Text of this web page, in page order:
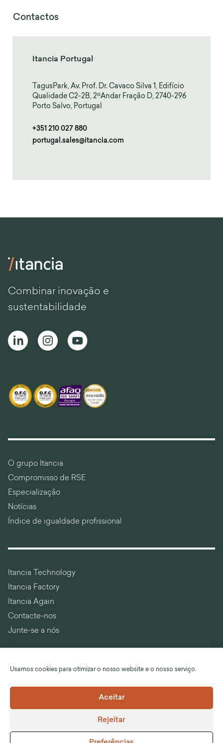
Usamos cookies para otimizar o nosso website e o nosso serviço.
Aceitar
Rejeitar
Contactos
Itancia Portugal
TagusPark, Av. Prof. Dr. Cavaco Silva 1, Edifício
Qualidade C2-2B, 2ºAndar Fração D, 2740-296
Porto Salvo, Portugal
+351 210 027 880
portugal.sales@itancia.com
Combinar inovação e
sustentabilidade
O grupo Itancia
Compromisso de RSE
Especialização
Notícias
Índice de igualdade profissional
Itancia Technology
Itancia Factory
Itancia Again
Contacte-nos
Junte-se a nós
Termos e Condições Gerais de Venda